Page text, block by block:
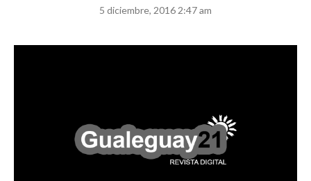
5 diciembre, 2016 2:47 am